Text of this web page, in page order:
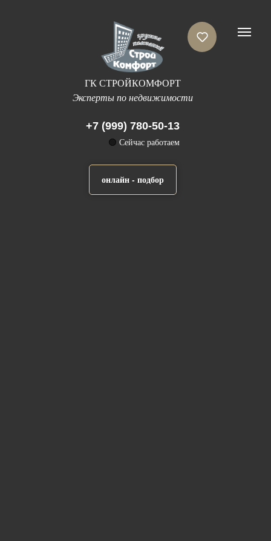
ГК СТРОЙКОМФОРТ
Эксперты по недвижимости
+7 (999) 780-50-13
🟢 Сейчас работаем
онлайн - подбор